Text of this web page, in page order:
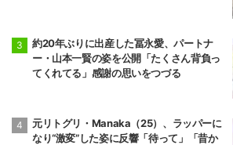
約20年ぶりに出産した冨永愛、パートナ
ー・山本一賢の姿を公開「たくさん背負っ
てくれてる」感謝の思いをつづる
元リトグリ・Manaka（25）、ラッパーに
なり“激変”した姿に反響「待って」「昔か